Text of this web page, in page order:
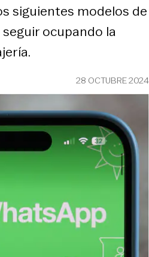
siguientes modelos de
ocupando la
28 OCTUBRE 2024